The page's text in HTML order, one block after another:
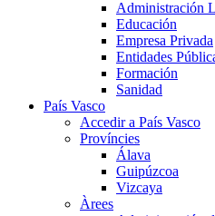
Administración
Educación
Empresa Privada
Entidades
Formación
Sanidad
País Vasco
Accedir a País Vasco
Províncies
Álava
Guipúzcoa
Vizcaya
Àrees